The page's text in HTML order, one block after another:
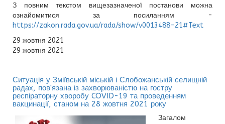
З повним текстом вищезазначеної постанови можна
ознайомитися за посиланням -
https://zakon.rada.gov.ua/rada/show/v0013488-21#Text
29 жовтня 2021
29 жовтня 2021
Ситуація у Зміївській міській і Слобожанській селищній
радах, пов'язана із захворюваністю на гостру
респіраторну хворобу COVID-19 та проведенням
вакцинації, станом на 28 жовтня 2021 року
Загалом